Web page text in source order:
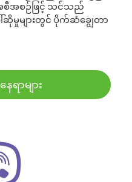
စီအစဉ်ဖြင့် သင်သည်
ဆိုမှုများတွင် ပိုက်ဆံချွေတာ
ရာများ